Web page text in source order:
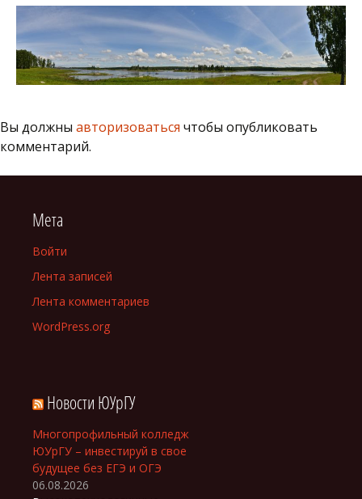
Вы должны авторизоваться чтобы опубликовать
комментарий.
Мета
Войти
Лента записей
Лента комментариев
WordPress.org
Новости ЮУрГУ
Многопрофильный колледж
ЮУрГУ – инвестируй в свое
будущее без ЕГЭ и ОГЭ
06.08.2026